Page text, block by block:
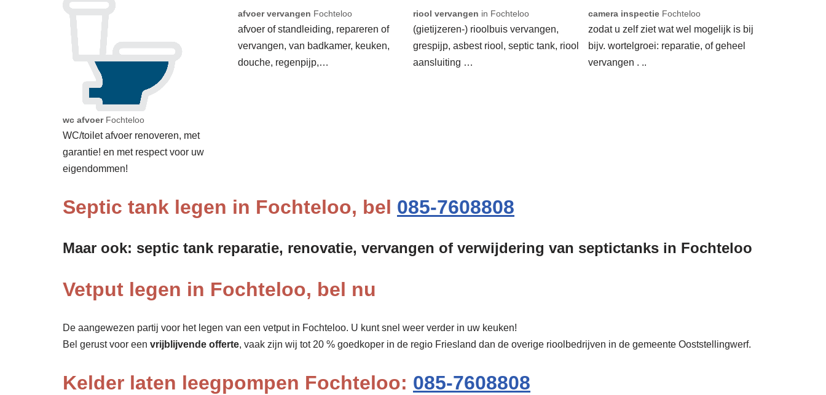
wc afvoer Fochteloo
WC/toilet afvoer renoveren, met
garantie! en met respect voor uw
eigendommen!
afvoer vervangen Fochteloo
afvoer of standleiding, repareren of
vervangen, van badkamer, keuken,
douche, regenpijp,…
riool vervangen in Fochteloo
(gietijzeren-) rioolbuis vervangen,
grespijp, asbest riool, septic tank, riool
aansluiting …
camera inspectie Fochteloo
zodat u zelf ziet wat wel mogelijk is bij
bijv. wortelgroei: reparatie, of geheel
vervangen . ..
Septic tank legen in Fochteloo, bel 085-7608808
Maar ook: septic tank reparatie, renovatie, vervangen of verwijdering van septictanks in Fochteloo
Vetput legen in Fochteloo, bel nu
De aangewezen partij voor het legen van een vetput in Fochteloo. U kunt snel weer verder in uw keuken!
Bel gerust voor een vrijblijvende offerte, vaak zijn wij tot 20 % goedkoper in de regio Friesland dan de overige rioolbedrijven in de gemeente Ooststellingwerf.
Kelder laten leegpompen Fochteloo: 085-7608808